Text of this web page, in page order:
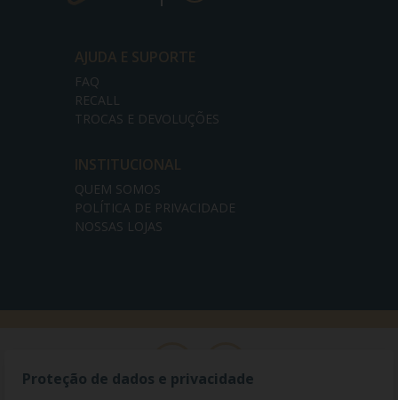
AJUDA E SUPORTE
FAQ
RECALL
TROCAS E DEVOLUÇÕES
INSTITUCIONAL
QUEM SOMOS
POLÍTICA DE PRIVACIDADE
NOSSAS LOJAS
Proteção de dados e privacidade